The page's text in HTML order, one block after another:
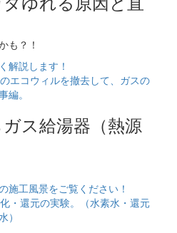
も？！
解説します！
ス給湯器（熱源
施工風景をご覧ください！